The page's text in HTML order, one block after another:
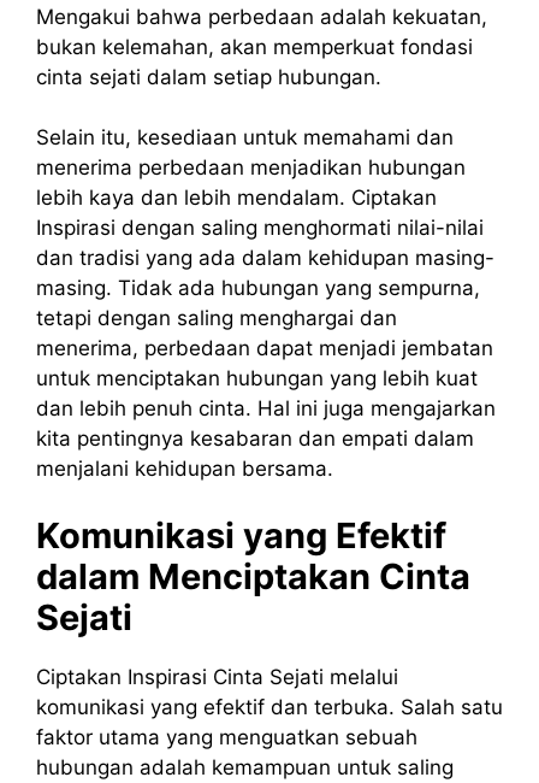
Mengakui bahwa perbedaan adalah kekuatan,
bukan kelemahan, akan memperkuat fondasi
cinta sejati dalam setiap hubungan.
Selain itu, kesediaan untuk memahami dan
menerima perbedaan menjadikan hubungan
lebih kaya dan lebih mendalam. Ciptakan
Inspirasi dengan saling menghormati nilai-nilai
dan tradisi yang ada dalam kehidupan masing-
masing. Tidak ada hubungan yang sempurna,
tetapi dengan saling menghargai dan
menerima, perbedaan dapat menjadi jembatan
untuk menciptakan hubungan yang lebih kuat
dan lebih penuh cinta. Hal ini juga mengajarkan
kita pentingnya kesabaran dan empati dalam
menjalani kehidupan bersama.
Komunikasi yang Efektif
dalam Menciptakan Cinta
Sejati
Ciptakan Inspirasi Cinta Sejati melalui
komunikasi yang efektif dan terbuka. Salah satu
faktor utama yang menguatkan sebuah
hubungan adalah kemampuan untuk saling